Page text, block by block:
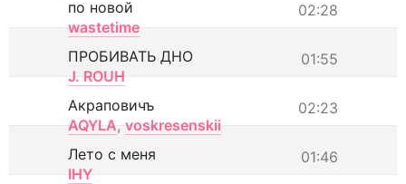
02:28
по новой
wastetime
01:55
ПРОБИВАТЬ ДНО
J. ROUH
02:23
Акраповичъ
AQYLA, voskresenskii
01:46
Лето с меня
IHY